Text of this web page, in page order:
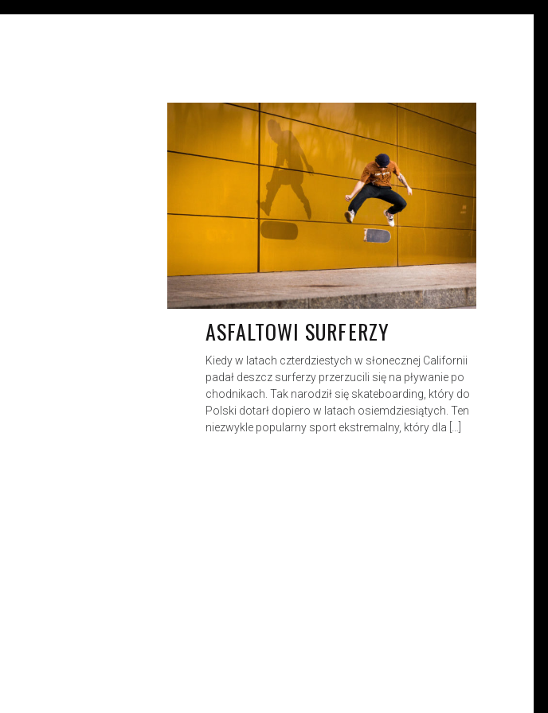
WIKTORIA KAŹMIERCZAK KW. 12, 2021
ASFALTOWI SURFERZY
Kiedy w latach czterdziestych w słonecznej Californii
padał deszcz surferzy przerzucili się na pływanie po
chodnikach. Tak narodził się skateboarding, który do
Polski dotarł dopiero w latach osiemdziesiątych. Ten
niezwykle popularny sport ekstremalny, który dla […]